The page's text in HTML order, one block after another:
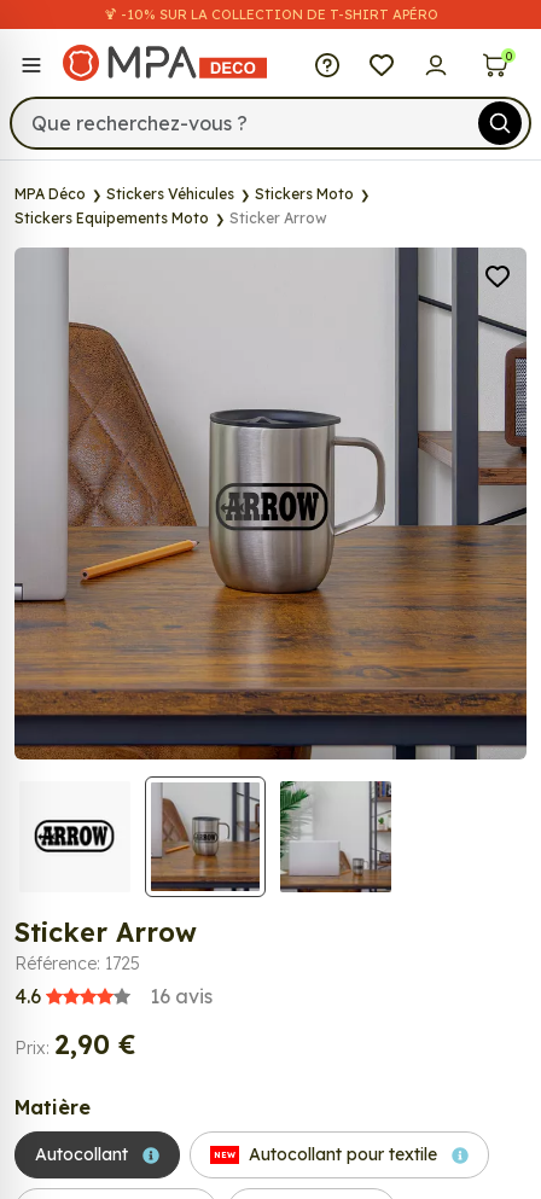
🍹 -10% SUR LA COLLECTION DE T-SHIRT APÉRO
MPA Déco 0
MPA Déco Stickers Véhicules
Stickers Moto
Stickers Equipements Moto
Sticker Arrow
Sticker Arrow
Référence: 1725
4.6 16 avis
Prix: 2,90 €
Matière
Autocollant NEW Autocollant pour textile